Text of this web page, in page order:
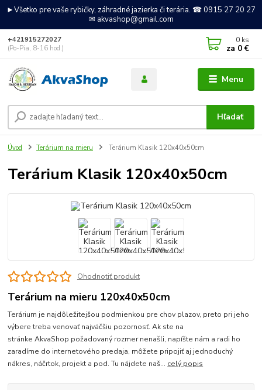
►Všetko pre vaše rybičky, záhradné jazierka či terária. ☎ 0915 27 20 27
✉ akvashop@gmail.com
Menu
Hľadať
+421915272027
(Po-Pia, 8-16 hod.)
0 ks
za 0 €
Úvod Terárium na mieru Terárium Klasik 120x40x50cm
Terárium Klasik 120x40x50cm
Ohodnotiť produkt
Terárium na mieru 120x40x50cm
Terárium je najdôležitejšou podmienkou pre chov plazov, preto pri jeho
výbere treba venovať najväčšiu pozornosť. Ak ste na
stránke AkvaShop požadovaný rozmer nenašli, napíšte nám a radi ho
zaradíme do internetového predaja, môžete pripojiť aj jednoduchý
nákres, náčrtok, projekt a pod. Tu nájdete naš... celý popis